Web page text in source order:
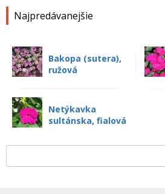
Najpredávanejšie
Bakopa (sutera),
ružová
Netýkavka
sultánska, fialová